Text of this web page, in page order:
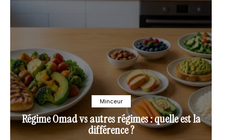
Minceur
Régime Omad vs autres régimes : quelle est la
différence ?